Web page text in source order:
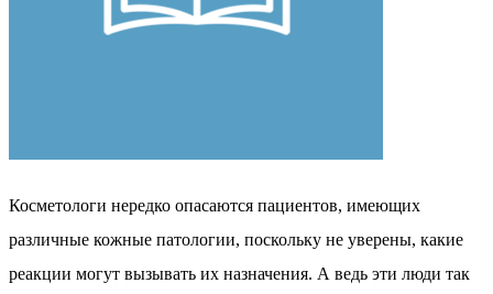
Косметологи нередко опасаются пациентов, имеющих
различные кожные патологии, поскольку не уверены, какие
реакции могут вызывать их назначения. А ведь эти люди так